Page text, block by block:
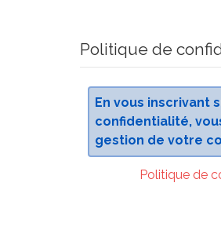
Politique de
En vous inscrivant
confidentialité,
gestion de votre
Politique de